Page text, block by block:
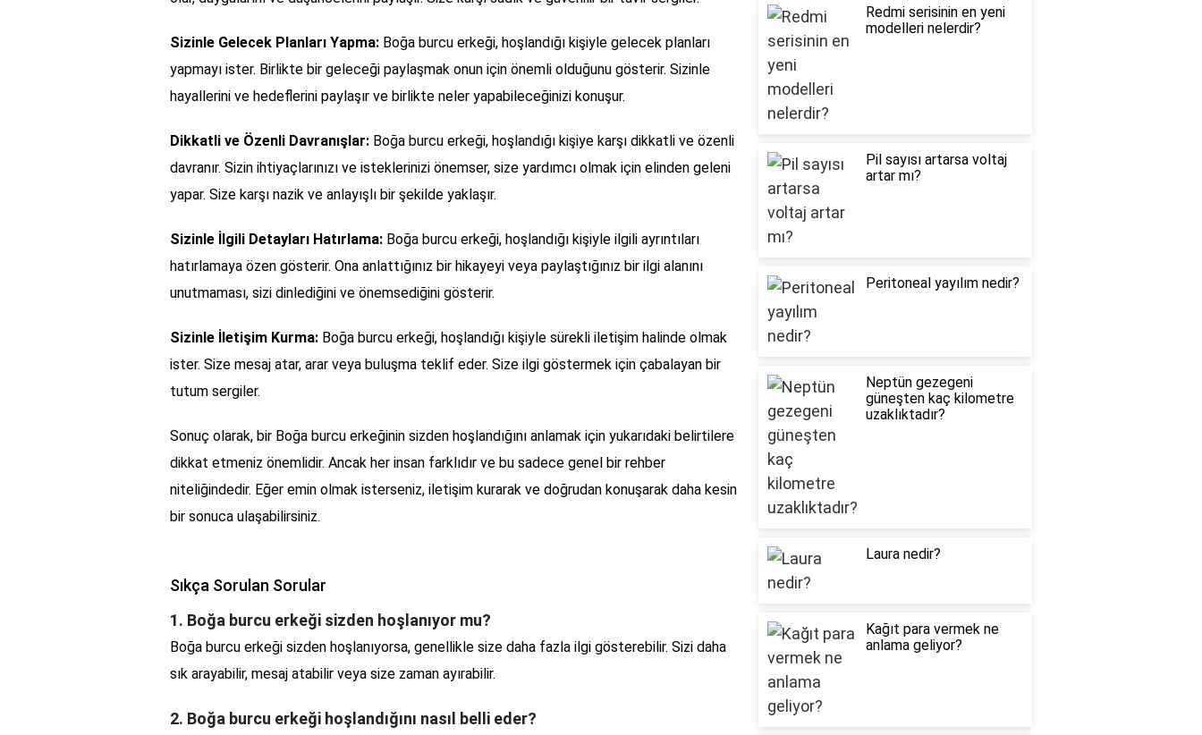
Sizinle Gelecek Planları Yapma: Boğa burcu erkeği, hoşlandığı kişiyle gelecek planları
yapmayı ister. Birlikte bir geleceği paylaşmak onun için önemli olduğunu gösterir. Sizinle
hayallerini ve hedeflerini paylaşır ve birlikte neler yapabileceğinizi konuşur.
Dikkatli ve Özenli Davranışlar: Boğa burcu erkeği, hoşlandığı kişiye karşı dikkatli ve özenli
davranır. Sizin ihtiyaçlarınızı ve isteklerinizi önemser, size yardımcı olmak için elinden geleni
yapar. Size karşı nazik ve anlayışlı bir şekilde yaklaşır.
Sizinle İlgili Detayları Hatırlama: Boğa burcu erkeği, hoşlandığı kişiyle ilgili ayrıntıları
hatırlamaya özen gösterir. Ona anlattığınız bir hikayeyi veya paylaştığınız bir ilgi alanını
unutmaması, sizi dinlediğini ve önemsediğini gösterir.
Sizinle İletişim Kurma: Boğa burcu erkeği, hoşlandığı kişiyle sürekli iletişim halinde olmak
ister. Size mesaj atar, arar veya buluşma teklif eder. Size ilgi göstermek için çabalayan bir
tutum sergiler.
Sonuç olarak, bir Boğa burcu erkeğinin sizden hoşlandığını anlamak için yukarıdaki belirtilere
dikkat etmeniz önemlidir. Ancak her insan farklıdır ve bu sadece genel bir rehber
niteliğindedir. Eğer emin olmak isterseniz, iletişim kurarak ve doğrudan konuşarak daha kesin
bir sonuca ulaşabilirsiniz.
Sıkça Sorulan Sorular
1. Boğa burcu erkeği sizden hoşlanıyor mu?
Boğa burcu erkeği sizden hoşlanıyorsa, genellikle size daha fazla ilgi gösterebilir. Sizi daha
sık arayabilir, mesaj atabilir veya size zaman ayırabilir.
2. Boğa burcu erkeği hoşlandığını nasıl belli eder?
Redmi serisinin en yeni
modelleri nelerdir?
Pil sayısı artarsa voltaj
artar mı?
Peritoneal yayılım nedir?
Neptün gezegeni
güneşten kaç kilometre
uzaklıktadır?
Laura nedir?
Kağıt para vermek ne
anlama geliyor?